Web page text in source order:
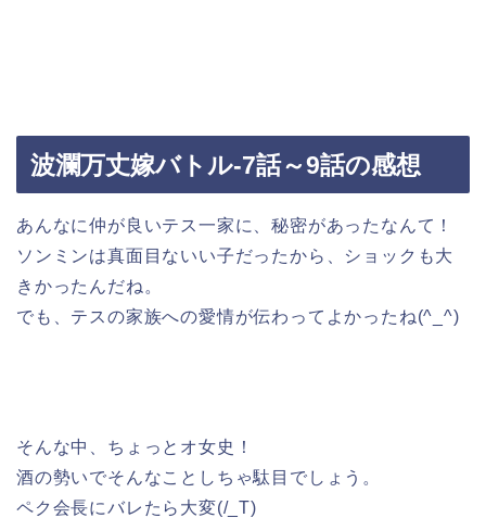
波瀾万丈嫁バトル-7話～9話の感想
あんなに仲が良いテス一家に、秘密があったなんて！
ソンミンは真面目ないい子だったから、ショックも大
きかったんだね。
でも、テスの家族への愛情が伝わってよかったね(^_^)
そんな中、ちょっとオ女史！
酒の勢いでそんなことしちゃ駄目でしょう。
ペク会長にバレたら大変(/_T)